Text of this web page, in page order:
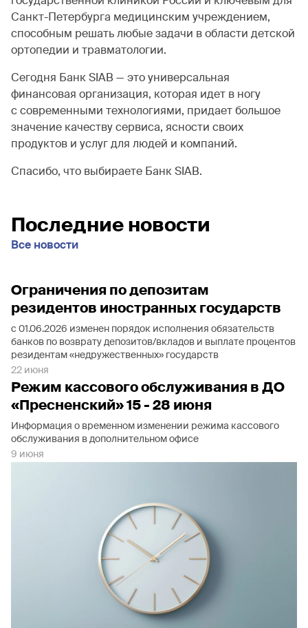
Санкт-Петербурга медицинским учреждением,
способным решать любые задачи в области детской
ортопедии и травматологии.
Сегодня Банк SIAB — это универсальная
финансовая организация, которая идет в ногу
с современными технологиями, придает большое
значение качеству сервиса, ясности своих
продуктов и услуг для людей и компаний.
Спасибо, что выбираете Банк SIAB.
Последние новости
Все новости
Ограничения по депозитам
резидентов иностранных государств
с 01.06.2026 изменен порядок исполнения обязательств
банков по возврату депозитов/вкладов и выплате процентов
резидентам «недружественных» государств
22 июня
Режим кассового обслуживания в ДО
«Пресненский» 15 - 28 июня
Информация о временном изменении режима кассового
обслуживания в дополнительном офисе
9 июня